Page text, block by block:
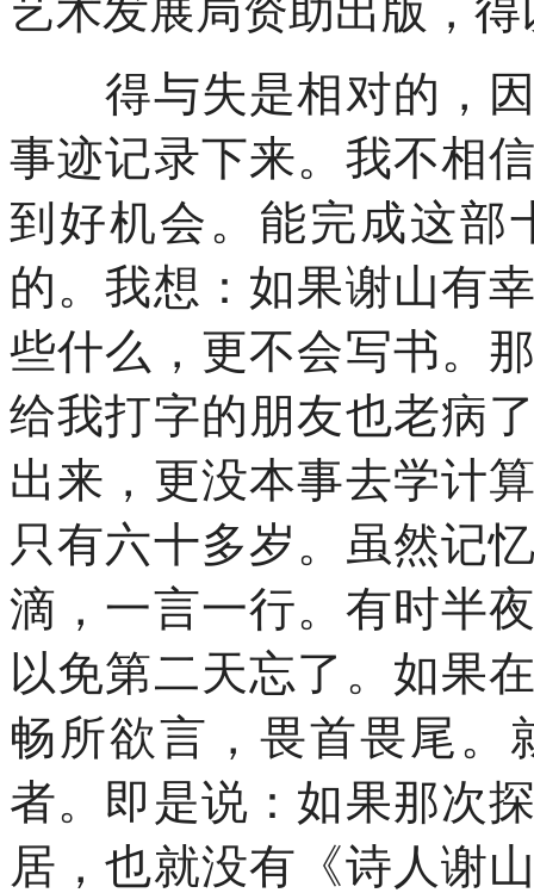
艺术发展局资助出版，
得与失是相对的，因
事迹记录下来。我不相
到好机会。能完成这部
的。我想：如果谢山有
些什么，更不会写书。
给我打字的朋友也老病
出来，更没本事去学计
只有六十多岁。虽然记
滴，一言一行。有时半
以免第二天忘了。如果
畅所欲言，畏首畏尾。
者。即是说：如果那次
居，也就没有《诗人谢